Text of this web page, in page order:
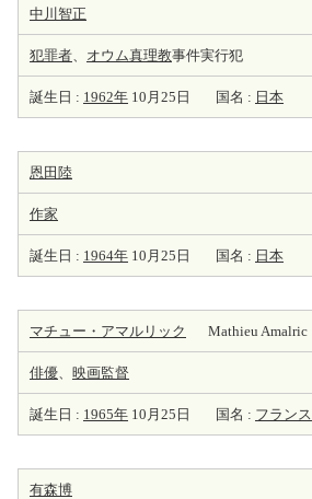
中川智正
犯罪者、 オウム真理教事件実行犯
誕生日 : 1962年 10月25日 国名 : 日本
恩田陸
作家
誕生日 : 1964年 10月25日 国名 : 日本
マチュー・アマルリック Mathieu Amalric
俳優、 映画監督
誕生日 : 1965年 10月25日 国名 : フランス
有森博